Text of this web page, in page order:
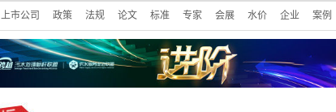
上市公司 政策 法规 论文 标准 专家 会展 水价 企业 案例